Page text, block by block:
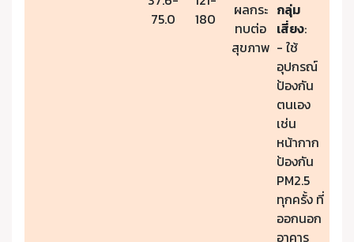
75.0
180
ผลกระ
ทบต่อ
สุขภาพ
กลุ่ม
เสี่ยง:
- ใช้
อุปกรณ์
ป้องกัน
ตนเอง
เช่น
หน้ากาก
ป้องกัน
PM2.5
ทุกครั้ง ที่
ออกนอก
อาคาร